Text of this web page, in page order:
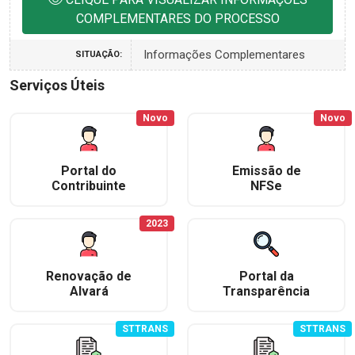
COMPLEMENTARES DO PROCESSO
SITUAÇÃO: Informações Complementares
Serviços Úteis
Portal do
Contribuinte
Novo
Emissão de
NFSe
Novo
Renovação de
Alvará
2023
Portal da
Transparência
STTRANS STTRANS